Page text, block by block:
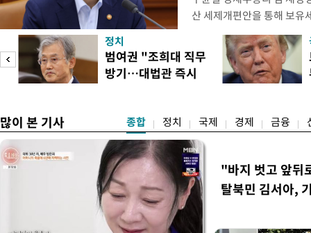
산 세제개편안을 통해 보유
지적에 대해 "사는(실거주
어들고 나중에 팔 때 양도
총리는 이날 오전 MBC 라
터뷰에서 "이게(30억원 이
정치
범여권 "조희대 직무
방기…대법관 즉시
많이 본 기사 종합 정치 국제 경제 금융
"바지 벗고 앞
탈북민 김서아,